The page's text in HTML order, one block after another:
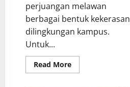
perjuangan melawan
berbagai bentuk kekerasan
dilingkungan kampus.
Untuk...
Read MoreRead
more